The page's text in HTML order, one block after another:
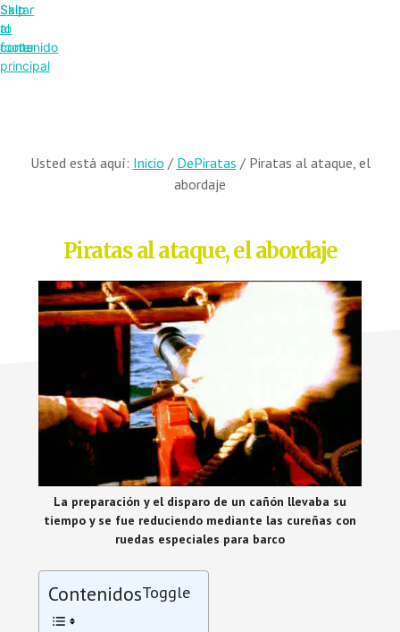
Saltar
al
contenido
principal
Skip
to
footer
Usted está aquí: Inicio / DePiratas /Piratas al ataque, el
abordaje
Piratas al ataque, el abordaje
La preparación y el disparo de un cañón llevaba su
tiempo y se fue reduciendo mediante las cureñas con
ruedas especiales para barco
ContenidosToggle